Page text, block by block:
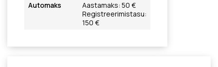
Automaks
Aastamaks: 50 €
Registreerimistasu:
150 €